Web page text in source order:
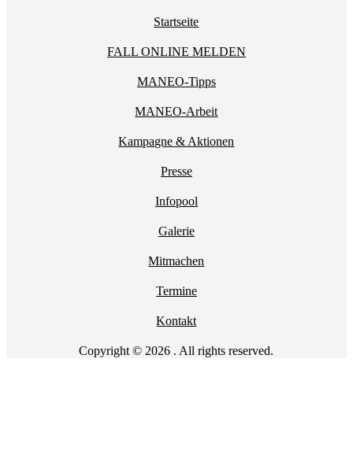
Startseite
FALL ONLINE MELDEN
MANEO-Tipps
MANEO-Arbeit
Kampagne & Aktionen
Presse
Infopool
Galerie
Mitmachen
Termine
Kontakt
Copyright © 2026 . All rights reserved.